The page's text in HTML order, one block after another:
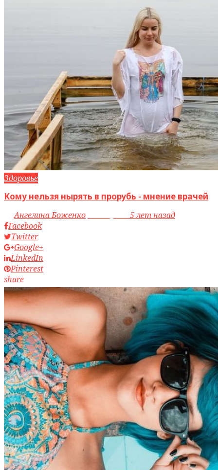
Здоровье
Кому нельзя нырять в прорубь - мнение врачей
byАнгелина Боженко
5 лет назад
Facebook
Twitter
Google+
LinkedIn
Pinterest
share